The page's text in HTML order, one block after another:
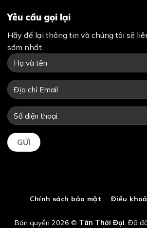
Yêu cầu gọi lại
Hãy để lại thông tin và chúng tôi sẽ
sớm nhất.
Chính sách bảo mật Điều
Bản quyền 2026 © Tân Thời Đại. Đã